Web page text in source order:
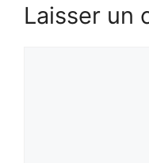
Laisser un